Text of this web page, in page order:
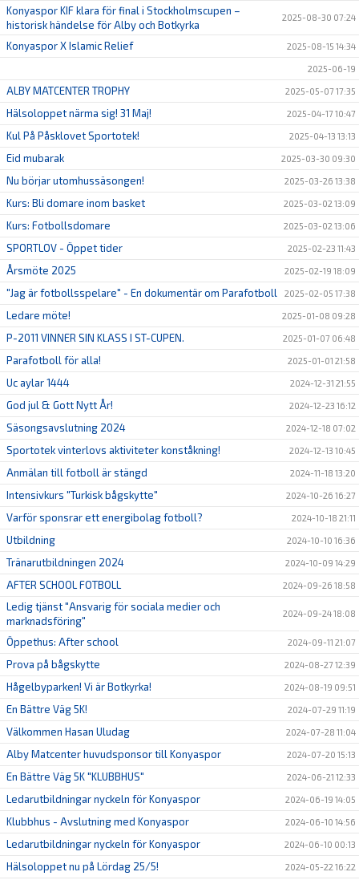
Konyaspor KIF klara för final i Stockholmscupen –
historisk händelse för Alby och Botkyrka
2025-08-30 07:24
Konyaspor X Islamic Relief 2025-08-15 14:34
2025-06-19
ALBY MATCENTER TROPHY 2025-05-07 17:35
Hälsoloppet närma sig! 31 Maj! 2025-04-17 10:47
Kul På Påsklovet Sportotek! 2025-04-13 13:13
Eid mubarak 2025-03-30 09:30
Nu börjar utomhussäsongen! 2025-03-26 13:38
Kurs: Bli domare inom basket 2025-03-02 13:09
Kurs: Fotbollsdomare 2025-03-02 13:06
SPORTLOV - Öppet tider 2025-02-23 11:43
Årsmöte 2025 2025-02-19 18:09
"Jag är fotbollsspelare" - En dokumentär om Parafotboll 2025-02-05 17:38
Ledare möte! 2025-01-08 09:28
P-2011 VINNER SIN KLASS I ST-CUPEN. 2025-01-07 06:48
Parafotboll för alla! 2025-01-01 21:58
Uc aylar 1444 2024-12-31 21:55
God jul & Gott Nytt År! 2024-12-23 16:12
Säsongsavslutning 2024 2024-12-18 07:02
Sportotek vinterlovs aktiviteter konståkning! 2024-12-13 10:45
Anmälan till fotboll är stängd 2024-11-18 13:20
Intensivkurs "Turkisk bågskytte" 2024-10-26 16:27
Varför sponsrar ett energibolag fotboll? 2024-10-18 21:11
Utbildning 2024-10-10 16:36
Tränarutbildningen 2024 2024-10-09 14:29
AFTER SCHOOL FOTBOLL 2024-09-26 18:58
Ledig tjänst "Ansvarig för sociala medier och
marknadsföring"
2024-09-24 18:08
Öppethus: After school 2024-09-11 21:07
Prova på bågskytte 2024-08-27 12:39
Hågelbyparken! Vi är Botkyrka! 2024-08-19 09:51
En Bättre Väg 5K! 2024-07-29 11:19
Välkommen Hasan Uludag 2024-07-28 11:04
Alby Matcenter huvudsponsor till Konyaspor 2024-07-20 15:13
En Bättre Väg 5K "KLUBBHUS" 2024-06-21 12:33
Ledarutbildningar nyckeln för Konyaspor 2024-06-19 14:05
Klubbhus - Avslutning med Konyaspor 2024-06-10 14:56
Ledarutbildningar nyckeln för Konyaspor 2024-06-10 00:13
Hälsoloppet nu på Lördag 25/5! 2024-05-22 16:22